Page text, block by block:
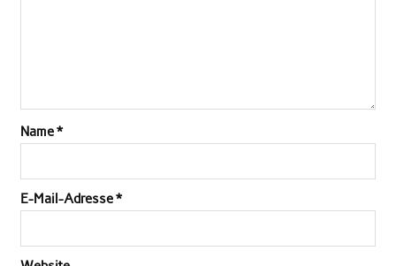
Name*
E-Mail-Adresse*